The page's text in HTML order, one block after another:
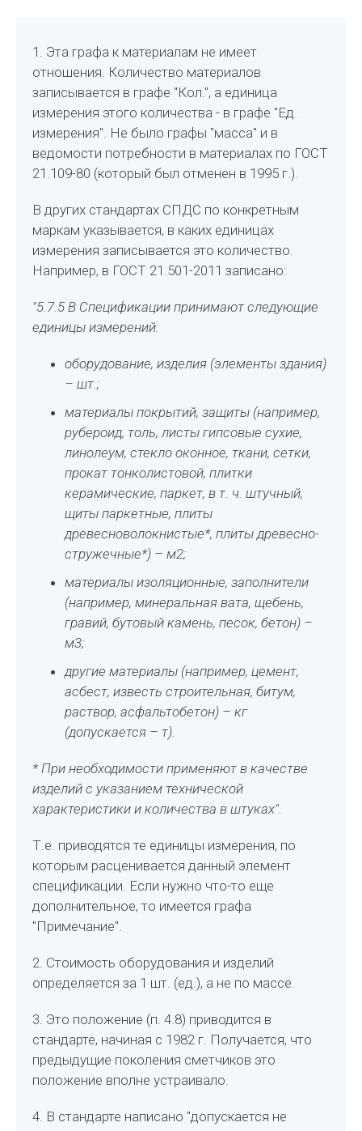
1. Эта графа к материалам не имеет
отношения. Количество материалов
записывается в графе "Кол.", а единица
измерения этого количества - в графе "Ед.
измерения". Не было графы "масса" и в
ведомости потребности в материалах по ГОСТ
21.109-80 (который был отменен в 1995 г.).
В других стандартах СПДС по конкретным
маркам указывается, в каких единицах
измерения записывается это количество.
Например, в ГОСТ 21.501-2011 записано:
"5.7.5 В Спецификации принимают следующие
единицы измерений:
оборудование, изделия (элементы здания)
– шт.;
материалы покрытий, защиты (например,
рубероид, толь, листы гипсовые сухие,
линолеум, стекло оконное, ткани, сетки,
прокат тонколистовой, плитки
керамические, паркет, в т. ч. штучный,
щиты паркетные, плиты
древесноволокнистые*, плиты древесно-
стружечные*) – м2;
материалы изоляционные, заполнители
(например, минеральная вата, щебень,
гравий, бутовый камень, песок, бетон) –
м3;
другие материалы (например, цемент,
асбест, известь строительная, битум,
раствор, асфальтобетон) – кг
(допускается – т).
* При необходимости применяют в качестве
изделий с указанием технической
характеристики и количества в штуках".
Т.е. приводятся те единицы измерения, по
которым расценивается данный элемент
спецификации. Если нужно что-то еще
дополнительное, то имеется графа
"Примечание".
2. Стоимость оборудования и изделий
определяется за 1 шт. (ед.), а не по массе.
3. Это положение (п. 4.8) приводится в
стандарте, начиная с 1982 г. Получается, что
предыдущие поколения сметчиков это
положение вполне устраивало.
4. В стандарте написано "допускается не